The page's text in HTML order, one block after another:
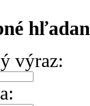
výraz: